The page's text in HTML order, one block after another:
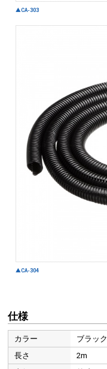
仕様
カラー
ブラック
長さ
2m